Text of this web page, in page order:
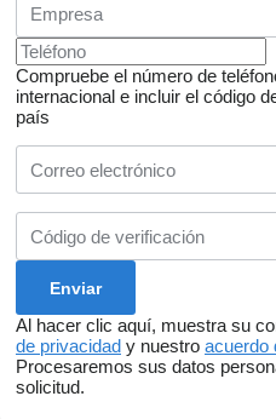
Compruebe el número de
internacional e incluir el código
país
Al hacer clic aquí, muestra su
de privacidad y nuestro acuerdo
Procesaremos sus datos
solicitud.